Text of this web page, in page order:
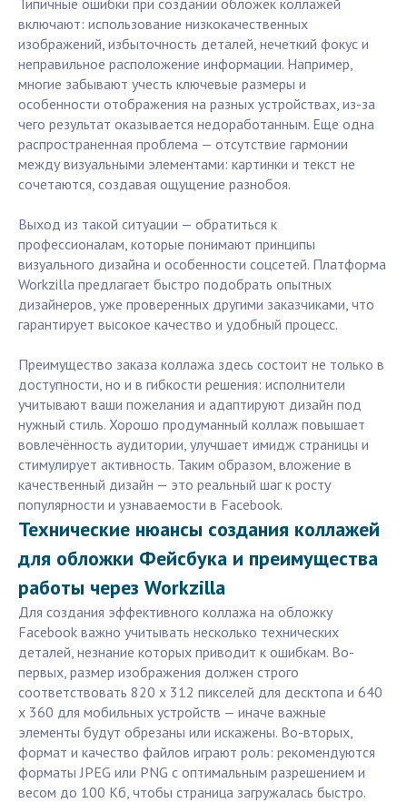
Типичные ошибки при создании обложек коллажей
включают: использование низкокачественных
изображений, избыточность деталей, нечеткий фокус и
неправильное расположение информации. Например,
многие забывают учесть ключевые размеры и
особенности отображения на разных устройствах, из-за
чего результат оказывается недоработанным. Еще одна
распространенная проблема — отсутствие гармонии
между визуальными элементами: картинки и текст не
сочетаются, создавая ощущение разнобоя.
Выход из такой ситуации — обратиться к
профессионалам, которые понимают принципы
визуального дизайна и особенности соцсетей. Платформа
Workzilla предлагает быстро подобрать опытных
дизайнеров, уже проверенных другими заказчиками, что
гарантирует высокое качество и удобный процесс.
Преимущество заказа коллажа здесь состоит не только в
доступности, но и в гибкости решения: исполнители
учитывают ваши пожелания и адаптируют дизайн под
нужный стиль. Хорошо продуманный коллаж повышает
вовлечённость аудитории, улучшает имидж страницы и
стимулирует активность. Таким образом, вложение в
качественный дизайн — это реальный шаг к росту
популярности и узнаваемости в Facebook.
Технические нюансы создания коллажей
для обложки Фейсбука и преимущества
работы через Workzilla
Для создания эффективного коллажа на обложку
Facebook важно учитывать несколько технических
деталей, незнание которых приводит к ошибкам. Во-
первых, размер изображения должен строго
соответствовать 820 x 312 пикселей для десктопа и 640
x 360 для мобильных устройств — иначе важные
элементы будут обрезаны или искажены. Во-вторых,
формат и качество файлов играют роль: рекомендуются
форматы JPEG или PNG с оптимальным разрешением и
весом до 100 Кб, чтобы страница загружалась быстро.